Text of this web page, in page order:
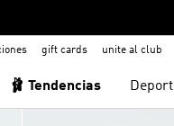
gift cards unite al club
🩰 Tendencias